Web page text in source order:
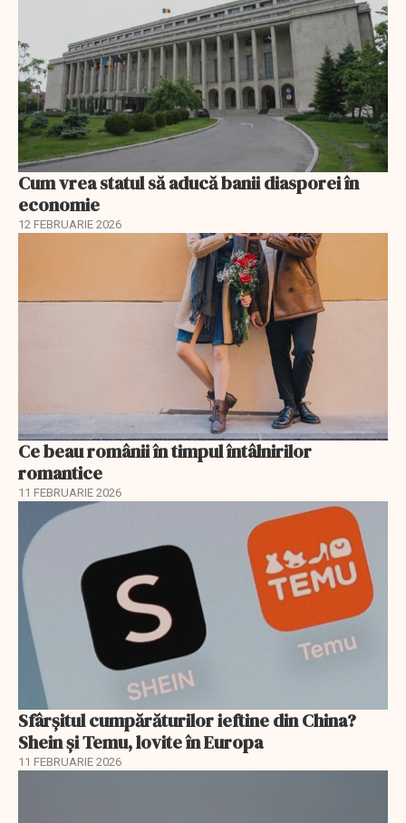
Cum vrea statul să aducă banii diasporei în
economie
12 FEBRUARIE 2026
Ce beau românii în timpul întâlnirilor
romantice
11 FEBRUARIE 2026
Sfârșitul cumpărăturilor ieftine din China?
Shein și Temu, lovite în Europa
11 FEBRUARIE 2026